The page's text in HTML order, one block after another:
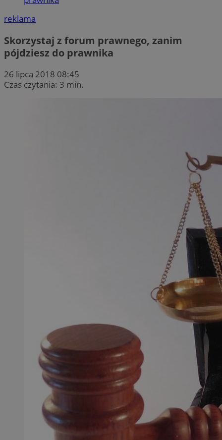
reklama
Skorzystaj z forum prawnego, zanim
pójdziesz do prawnika
26 lipca 2018 08:45
Czas czytania: 3 min.